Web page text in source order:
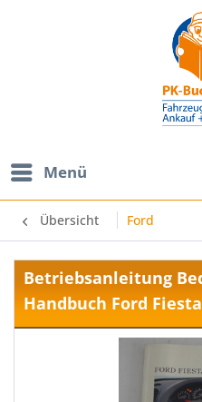
Menü
Übersicht Ford
Betriebsanleitung
Handbuch Ford